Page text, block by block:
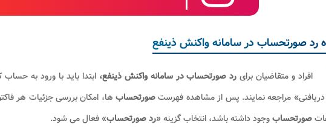
رد صورتحساب در سامانه واکنش ذینفع
افراد و متقاضیان برای رد صورتحساب در سامانه واکنش ذینفع،ابتدا باید با ورود به
مراجعه نمایند. پس از مشاهده فهرستصورتحساب ها، امکان بررسی جزئیات هر
صورتحسابوجود داشته باشد، انتخاب گزینه «رد صورتحساب» فعال می شود.